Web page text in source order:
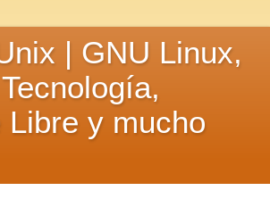
| GNU Linux,
Libre y mucho